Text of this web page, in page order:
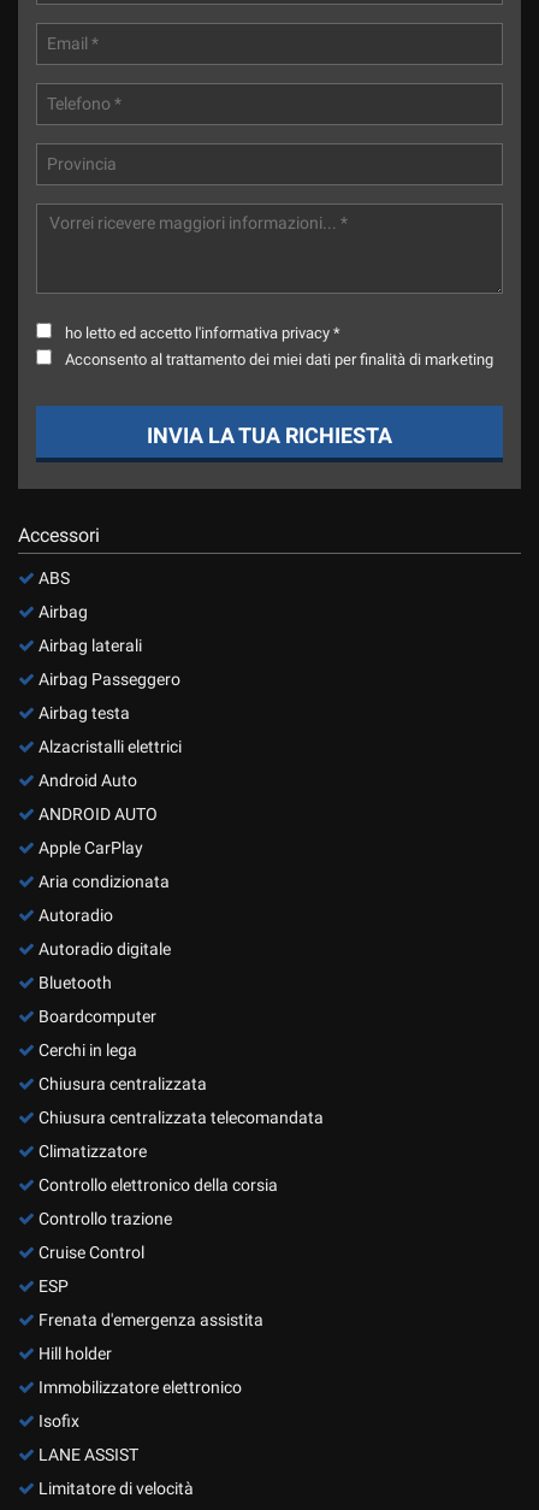
ho letto ed accetto l'informativa privacy *
Acconsento al trattamento dei miei dati per finalità di marketing
INVIA LA TUA RICHIESTA
Accessori
ABS
Airbag
Airbag laterali
Airbag Passeggero
Airbag testa
Alzacristalli elettrici
Android Auto
ANDROID AUTO
Apple CarPlay
Aria condizionata
Autoradio
Autoradio digitale
Bluetooth
Boardcomputer
Cerchi in lega
Chiusura centralizzata
Chiusura centralizzata telecomandata
Climatizzatore
Controllo elettronico della corsia
Controllo trazione
Cruise Control
ESP
Frenata d'emergenza assistita
Hill holder
Immobilizzatore elettronico
Isofix
LANE ASSIST
Limitatore di velocità
Salva
impostazioni